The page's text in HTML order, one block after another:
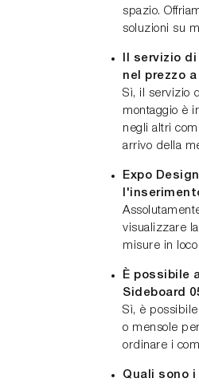
spazio.
soluzioni su
Il servizio
nel prezzo
Sì, il servizio
montaggio è
negli altri
arrivo della
Expo
visualizzare
misure in
È possibile
Sideboard
Sì, è
o mensole
ordinare i
Quali sono